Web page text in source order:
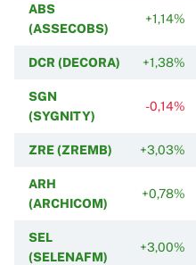
ABS
(ASSECOBS)
+1,14%
DCR (DECORA) +1,38%
SGN
(SYGNITY)
-0,14%
ZRE (ZREMB) +3,03%
ARH
(ARCHICOM)
+0,78%
SEL
(SELENAFM)
+3,00%